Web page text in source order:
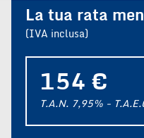
La tua rata
(IVA inclusa)
154 €
T.A.N. 7,95% -